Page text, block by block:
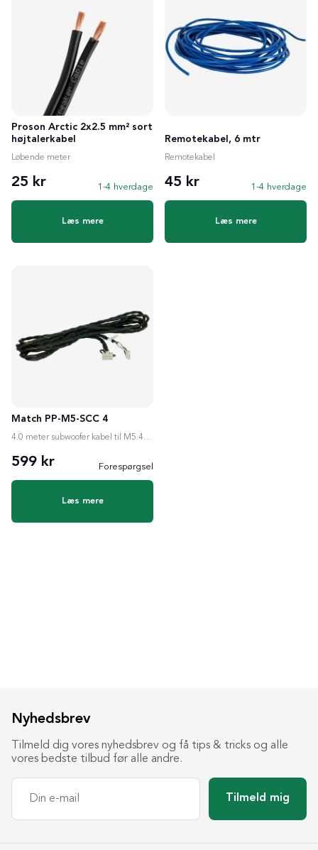
Proson Arctic 2x2.5 mm² sort
højtalerkabel
Løbende meter
25 kr 1-4 hverdage
Læs mere
Remotekabel, 6 mtr
Remotekabel
45 kr 1-4 hverdage
Læs mere
Match PP-M5-SCC 4
4.0 meter subwoofer kabel til M5.4/M5DSP
599 kr Forespørgsel
Læs mere
Nyhedsbrev
Tilmeld dig vores nyhedsbrev og få tips & tricks og alle
vores bedste tilbud før alle andre.
Tilmeld mig